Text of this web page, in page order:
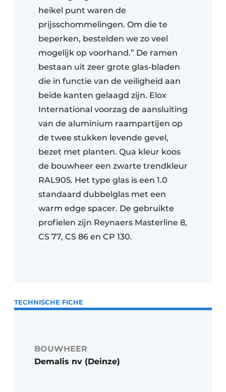
heikel punt waren de
prijsschommelingen. Om die te
beperken, bestelden we zo veel
mogelijk op voorhand.” De ramen
bestaan uit zeer grote glas-bladen
die in functie van de veiligheid aan
beide kanten gelaagd zijn. Elox
International voorzag de aansluiting
van de aluminium raampartijen op
de twee stukken levende gevel,
bezet met planten. Qua kleur koos
de bouwheer een zwarte trendkleur
RAL905. Het type glas is een 1.0
standaard dubbelglas met een
warm edge spacer. De gebruikte
profielen zijn Reynaers Masterline 8,
CS 77, CS 86 en CP 130.
TECHNISCHE FICHE
BOUWHEER
Demalis nv (Deinze)